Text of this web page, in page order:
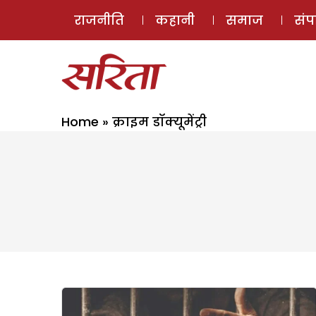
राजनीति कहानी समाज
Home » क्राइम डॉक्यूमेंट्री